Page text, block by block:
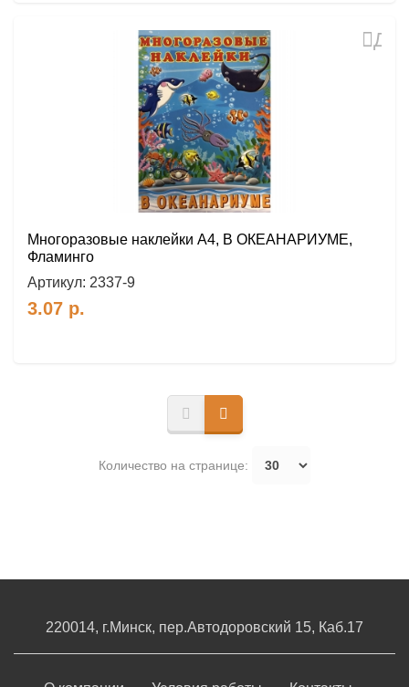
Многоразовые наклейки А4, В ОКЕАНАРИУМЕ,
Фламинго
Артикул: 2337-9
3.07 р.
Количество на странице:
220014, г.Минск, пер.Автодоровский 15, Каб.17